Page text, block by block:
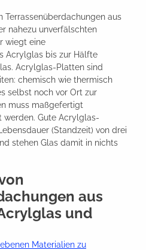
Terrassenüberdachungen aus
nahezu unverfälschten
wiegt eine
Acrylglas bis zur Hälfte
Acrylglas-Platten sind
chemisch wie thermisch
selbst noch vor Ort zur
muss maßgefertigt
Gute Acrylglas-
(Standzeit) von drei
stehen Glas damit in nichts
aus
und
Materialien zu